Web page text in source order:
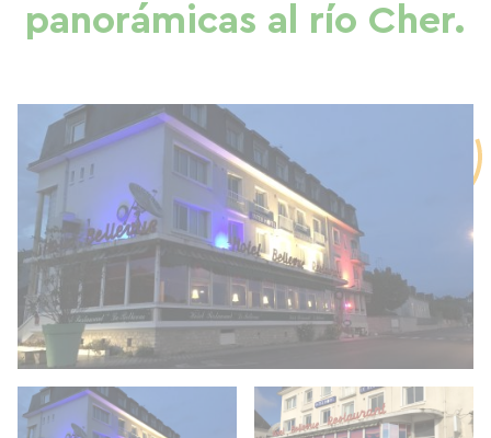
panorámicas al río Cher.